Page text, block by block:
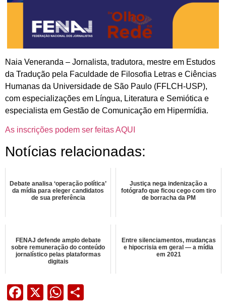
Naia Veneranda – Jornalista, tradutora, mestre em Estudos
da Tradução pela Faculdade de Filosofia Letras e Ciências
Humanas da Universidade de São Paulo (FFLCH-USP),
com especializações em Língua, Literatura e Semiótica e
especialista em Gestão de Comunicação em Hipermídia.
As inscrições podem ser feitas AQUI
Notícias relacionadas:
Debate analisa ‘operação política’
da mídia para eleger candidatos
de sua preferência
Justiça nega indenização a
fotógrafo que ficou cego com tiro
de borracha da PM
FENAJ defende amplo debate
sobre remuneração do conteúdo
jornalístico pelas plataformas
digitais
Entre silenciamentos, mudanças
e hipocrisia em geral — a mídia
em 2021
Facebook
X WhatsApp